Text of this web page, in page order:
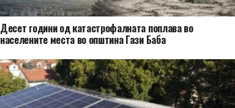
Десет години од катастрофалната поплава во
населените места во општина Гази Баба